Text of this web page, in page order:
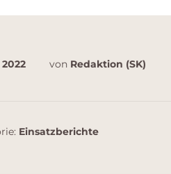
von Redaktion (SK)
Einsatzberichte